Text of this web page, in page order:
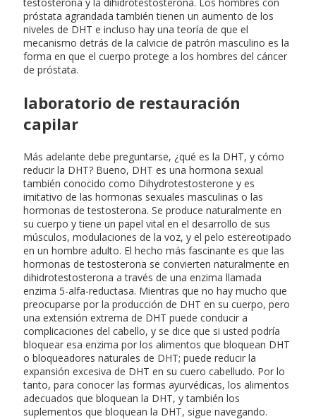
próstata agrandada también tienen un aumento de los
niveles de DHT e incluso hay una teoría de que el
mecanismo detrás de la calvicie de patrón masculino es la
forma en que el cuerpo protege a los hombres del cáncer
de próstata.
laboratorio de restauración
capilar
Más adelante debe preguntarse, ¿qué es la DHT, y cómo
reducir la DHT? Bueno, DHT es una hormona sexual
también conocido como Dihydrotestosterone y es
imitativo de las hormonas sexuales masculinas o las
hormonas de testosterona. Se produce naturalmente en
su cuerpo y tiene un papel vital en el desarrollo de sus
músculos, modulaciones de la voz, y el pelo estereotipado
en un hombre adulto. El hecho más fascinante es que las
hormonas de testosterona se convierten naturalmente en
dihidrotestosterona a través de una enzima llamada
enzima 5-alfa-reductasa. Mientras que no hay mucho que
preocuparse por la producción de DHT en su cuerpo, pero
una extensión extrema de DHT puede conducir a
complicaciones del cabello, y se dice que si usted podría
bloquear esa enzima por los alimentos que bloquean DHT
o bloqueadores naturales de DHT; puede reducir la
expansión excesiva de DHT en su cuero cabelludo. Por lo
tanto, para conocer las formas ayurvédicas, los alimentos
adecuados que bloquean la DHT, y también los
suplementos que bloquean la DHT, sigue navegando.